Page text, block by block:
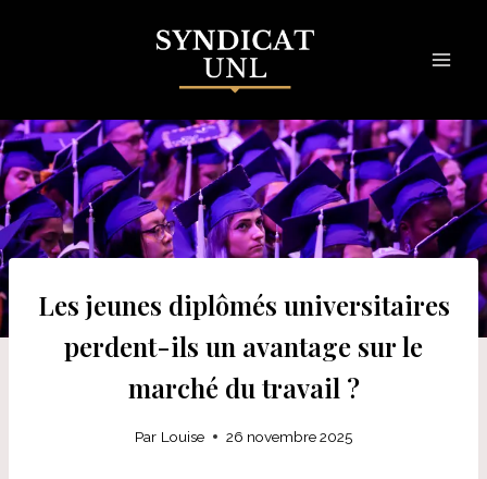
Les jeunes diplômés universitaires
perdent-ils un avantage sur le
marché du travail ?
Par Louise 26 novembre 2025